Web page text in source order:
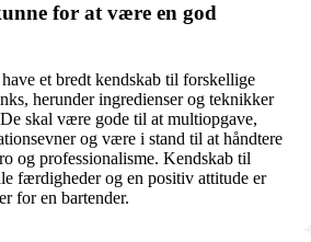
for at være en god
et bredt kendskab til forskellige
herunder ingredienser og teknikker
skal være gode til at multiopgave,
og være i stand til at håndtere
og professionalisme. Kendskab til
færdigheder og en positiv attitude er
for en bartender.